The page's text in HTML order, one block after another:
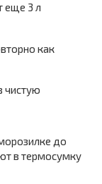
еще 3 л
как
чистую
до
в термосумку